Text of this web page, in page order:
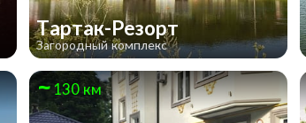
Тартак-Резорт
Загородный комплекс
130 км